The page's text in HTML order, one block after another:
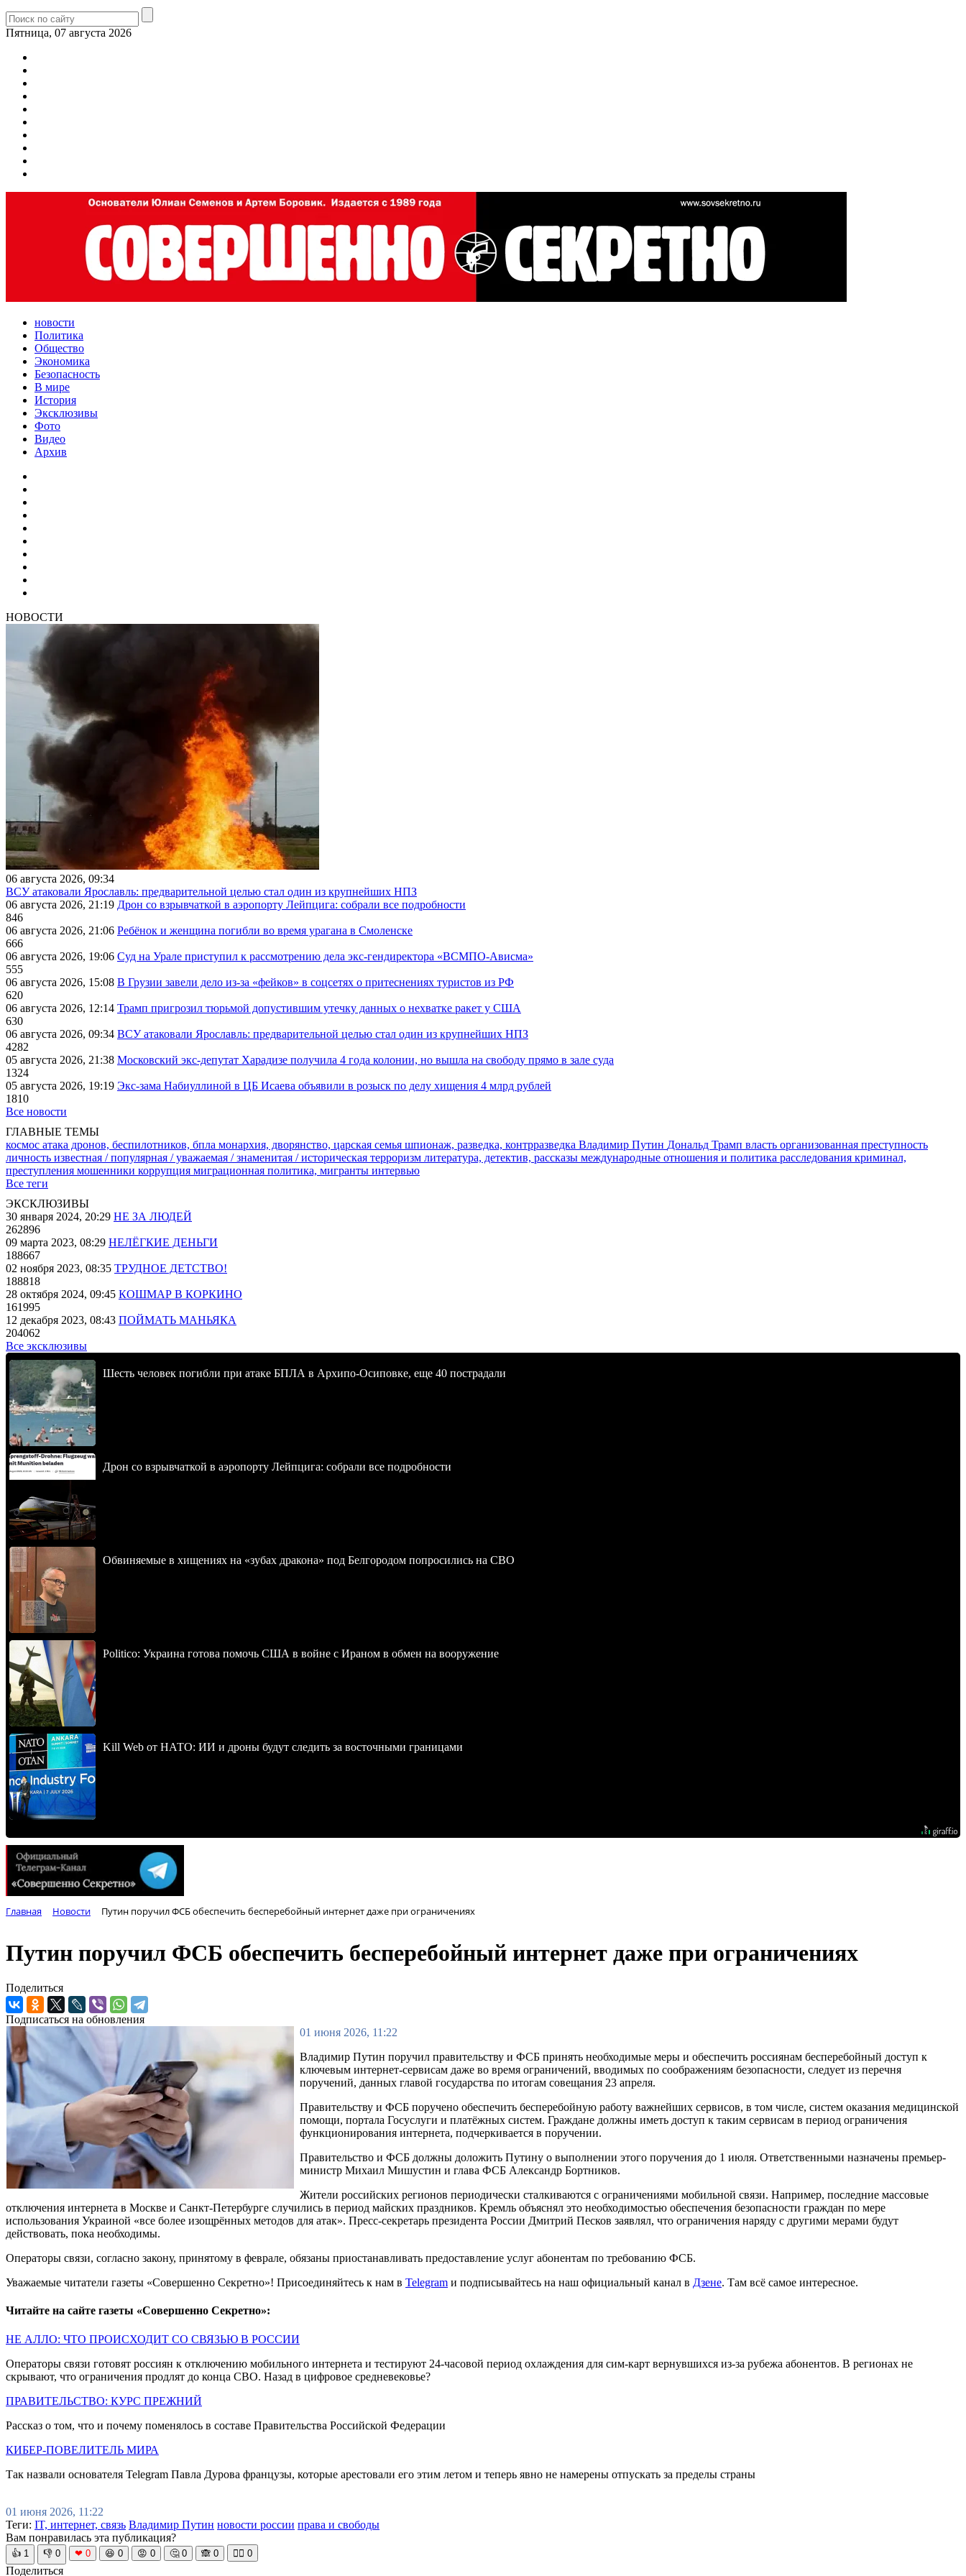
Пятница, 07 августа 2026
новости
Политика
Общество
Экономика
Безопасность
В мире
История
Эксклюзивы
Фото
Видео
Архив
НОВОСТИ
06 августа 2026, 09:34
ВСУ атаковали Ярославль: предварительной целью стал один из крупнейших НПЗ
06 августа 2026, 21:19 Дрон со взрывчаткой в аэропорту Лейпцига: собрали все подробности
846
06 августа 2026, 21:06 Ребёнок и женщина погибли во время урагана в Смоленске
666
06 августа 2026, 19:06 Суд на Урале приступил к рассмотрению дела экс-гендиректора «ВСМПО-Ависма»
555
06 августа 2026, 15:08 В Грузии завели дело из-за «фейков» в соцсетях о притеснениях туристов из РФ
620
06 августа 2026, 12:14 Трамп пригрозил тюрьмой допустившим утечку данных о нехватке ракет у США
630
06 августа 2026, 09:34 ВСУ атаковали Ярославль: предварительной целью стал один из крупнейших НПЗ
4282
05 августа 2026, 21:38 Московский экс-депутат Харадизе получила 4 года колонии, но вышла на свободу прямо в зале суда
1324
05 августа 2026, 19:19 Экс-зама Набиуллиной в ЦБ Исаева объявили в розыск по делу хищения 4 млрд рублей
1810
Все новости
ГЛАВНЫЕ ТЕМЫ
космос атака дронов, беспилотников, бпла монархия, дворянство, царская семья шпионаж, разведка, контрразведка Владимир Путин Дональд Трамп власть организованная преступность
личность известная / популярная / уважаемая / знаменитая / историческая терроризм литература, детектив, рассказы международные отношения и политика расследования криминал,
преступления мошенники коррупция миграционная политика, мигранты интервью
Все теги
ЭКСКЛЮЗИВЫ
30 января 2024, 20:29 НЕ ЗА ЛЮДЕЙ
262896
09 марта 2023, 08:29 НЕЛЁГКИЕ ДЕНЬГИ
188667
02 ноября 2023, 08:35 ТРУДНОЕ ДЕТСТВО!
188818
28 октября 2024, 09:45 КОШМАР В КОРКИНО
161995
12 декабря 2023, 08:43 ПОЙМАТЬ МАНЬЯКА
204062
Все эксклюзивы
Шесть человек погибли при атаке БПЛА в Архипо-Осиповке, еще 40 пострадали
Дрон со взрывчаткой в аэропорту Лейпцига: собрали все подробности
Обвиняемые в хищениях на «зубах дракона» под Белгородом попросились на СВО
Politico: Украина готова помочь США в войне с Ираном в обмен на вооружение
Kill Web от НАТО: ИИ и дроны будут следить за восточными границами
Главная Новости Путин поручил ФСБ обеспечить бесперебойный интернет даже при ограничениях
Путин поручил ФСБ обеспечить бесперебойный интернет даже при ограничениях
Поделиться
Подписаться на обновления
01 июня 2026, 11:22
Владимир Путин поручил правительству и ФСБ принять необходимые меры и обеспечить россиянам бесперебойный доступ к
ключевым интернет-сервисам даже во время ограничений, вводимых по соображениям безопасности, следует из перечня
поручений, данных главой государства по итогам совещания 23 апреля.
Правительству и ФСБ поручено обеспечить бесперебойную работу важнейших сервисов, в том числе, систем оказания медицинской
помощи, портала Госуслуги и платёжных систем. Граждане должны иметь доступ к таким сервисам в период ограничения
функционирования интернета, подчеркивается в поручении.
Правительство и ФСБ должны доложить Путину о выполнении этого поручения до 1 июля. Ответственными назначены премьер-
министр Михаил Мишустин и глава ФСБ Александр Бортников.
Жители российских регионов периодически сталкиваются с ограничениями мобильной связи. Например, последние массовые
отключения интернета в Москве и Санкт-Петербурге случились в период майских праздников. Кремль объяснял это необходимостью обеспечения безопасности граждан по мере
использования Украиной «все более изощрённых методов для атак». Пресс-секретарь президента России Дмитрий Песков заявлял, что ограничения наряду с другими мерами будут
действовать, пока необходимы.
Операторы связи, согласно закону, принятому в феврале, обязаны приостанавливать предоставление услуг абонентам по требованию ФСБ.
Уважаемые читатели газеты «Совершенно Секретно»! Присоединяйтесь к нам в Telegram и подписывайтесь на наш официальный канал в Дзене. Там всё самое интересное.
Читайте на сайте газеты «Совершенно Секретно»:
НЕ АЛЛО: ЧТО ПРОИСХОДИТ СО СВЯЗЬЮ В РОССИИ
Операторы связи готовят россиян к отключению мобильного интернета и тестируют 24-часовой период охлаждения для сим-карт вернувшихся из-за рубежа абонентов. В регионах не
скрывают, что ограничения продлят до конца СВО. Назад в цифровое средневековье?
ПРАВИТЕЛЬСТВО: КУРС ПРЕЖНИЙ
Рассказ о том, что и почему поменялось в составе Правительства Российской Федерации
КИБЕР-ПОВЕЛИТЕЛЬ МИРА
Так назвали основателя Telegram Павла Дурова французы, которые арестовали его этим летом и теперь явно не намерены отпускать за пределы страны
01 июня 2026, 11:22
Теги: IT, интернет, связь Владимир Путин новости россии права и свободы
Вам понравилась эта публикация?
👍 1 👎 0 ❤ 0 😆 0 😡 0 🤔 0 🙈 0 🧘‍♀️ 0
Поделиться